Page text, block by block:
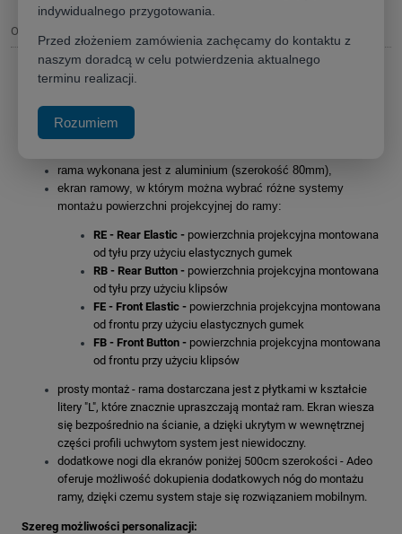
Opis
Ekran projekcyjnyAdeo FRAMEPRO
idealny ekran do projektora? To taki, który ma dobrze napiętą
powierzchnię projekcyjną, najlepiej z czterech stron - czyli
rama wykonana jest z aluminium (szerokość 80mm),
ekran ramowy, w którym można wybrać różne systemy
montażu powierzchni projekcyjnej do ramy:
RE - Rear Elastic - powierzchnia projekcyjna montowana
od tyłu przy użyciu elastycznych gumek
RB - Rear Button - powierzchnia projekcyjna montowana
od tyłu przy użyciu klipsów
FE - Front Elastic - powierzchnia projekcyjna montowana
od frontu przy użyciu elastycznych gumek
FB - Front Button - powierzchnia projekcyjna montowana
od frontu przy użyciu klipsów
prosty montaż - rama dostarczana jest z płytkami w kształcie
litery "L", które znacznie upraszczają montaż ram. Ekran wiesza
się bezpośrednio na ścianie, a dzięki ukrytym w wewnętrznej
części profili uchwytom system jest niewidoczny.
dodatkowe nogi dla ekranów poniżej 500cm szerokości - Adeo
oferuje możliwość dokupienia dodatkowych nóg do montażu
ramy, dzięki czemu system staje się rozwiązaniem mobilnym.
Szereg możliwości personalizacji:
indywidualnego przygotowania.
Przed złożeniem zamówienia zachęcamy do kontaktu z
naszym doradcą w celu potwierdzenia aktualnego
terminu realizacji.
Rozumiem